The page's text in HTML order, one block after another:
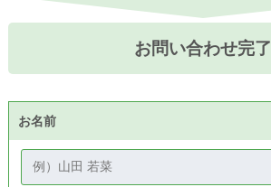
お問い合わせ完了
お名前